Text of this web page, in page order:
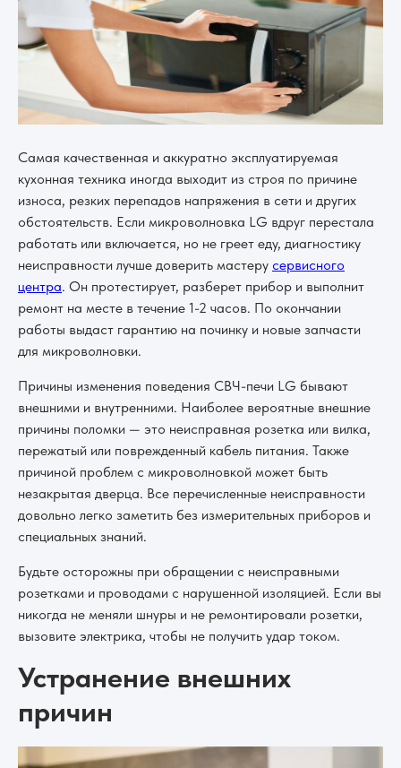
Самая качественная и аккуратно эксплуатируемая
кухонная техника иногда выходит из строя по причине
износа, резких перепадов напряжения в сети и других
обстоятельств. Если микроволновка LG вдруг перестала
работать или включается, но не греет еду, диагностику
неисправности лучше доверить мастеру сервисного
центра. Он протестирует, разберет прибор и выполнит
ремонт на месте в течение 1-2 часов. По окончании
работы выдаст гарантию на починку и новые запчасти
для микроволновки.
Причины изменения поведения СВЧ-печи LG бывают
внешними и внутренними. Наиболее вероятные внешние
причины поломки — это неисправная розетка или вилка,
пережатый или поврежденный кабель питания. Также
причиной проблем с микроволновкой может быть
незакрытая дверца. Все перечисленные неисправности
довольно легко заметить без измерительных приборов и
специальных знаний.
Будьте осторожны при обращении с неисправными
розетками и проводами с нарушенной изоляцией. Если вы
никогда не меняли шнуры и не ремонтировали розетки,
вызовите электрика, чтобы не получить удар током.
Устранение внешних
причин